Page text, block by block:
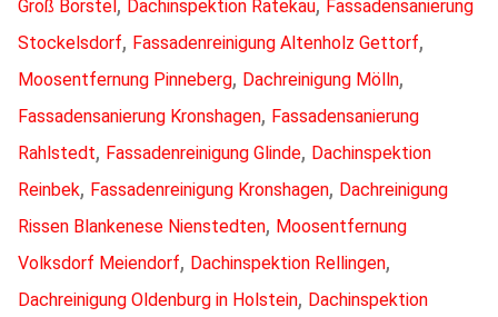
Groß Borstel Dachinspektion Ratekau Fassadensanierung
Stockelsdorf, Fassadenreinigung Altenholz Gettorf,
Moosentfernung Pinneberg, Dachreinigung Mölln,
Fassadensanierung Kronshagen, Fassadensanierung
Rahlstedt, Fassadenreinigung Glinde, Dachinspektion
Reinbek, Fassadenreinigung Kronshagen, Dachreinigung
Rissen Blankenese Nienstedten, Moosentfernung
Volksdorf Meiendorf, Dachinspektion Rellingen,
Dachreinigung Oldenburg in Holstein, Dachinspektion